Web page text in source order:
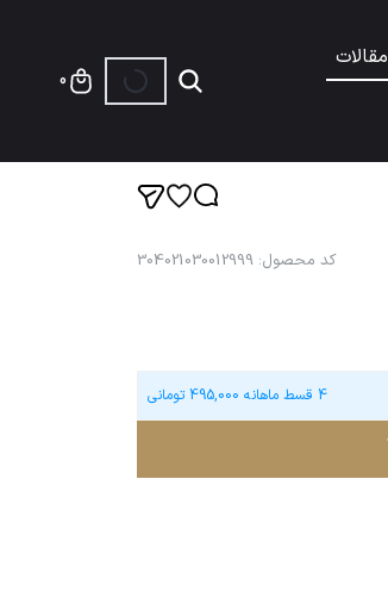
مقالات
0
کد محصول:
304021030012999
4 قسط ماهانه 495,000 تومانی